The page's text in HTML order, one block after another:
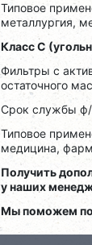
Типовое
металлургия,
Класс C
Фильтры с
остаточного
Срок службы ф/
Типовое
медицина,
Получить
у наших
Мы поможем